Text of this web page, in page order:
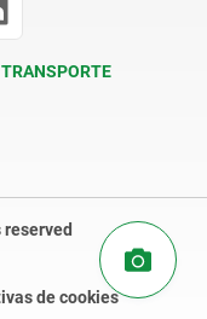
de cookies